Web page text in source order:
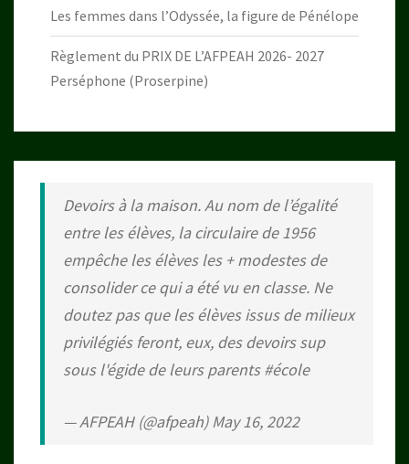
Les femmes dans l’Odyssée, la figure de Pénélope
Règlement du PRIX DE L’AFPEAH 2026- 2027
Perséphone (Proserpine)
Devoirs à la maison. Au nom de l’égalité
entre les élèves, la circulaire de 1956
empêche les élèves les + modestes de
consolider ce qui a été vu en classe. Ne
doutez pas que les élèves issus de milieux
privilégiés feront, eux, des devoirs sup
sous l'égide de leurs parents#école
— AFPEAH (@afpeah) May 16, 2022